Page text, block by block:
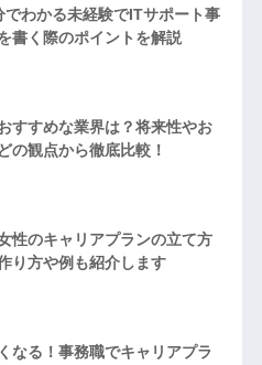
でわかる未経験でITサポート事
書く際のポイントを解説
すすめな業界は？将来性やお
の観点から徹底比較！
性のキャリアプランの立て方
り方や例も紹介します
なる！事務職でキャリアプラ